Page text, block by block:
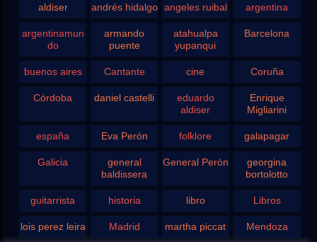
aldiser andrés hidalgo angeles ruibal argentina
argentinamun
do
armando
puente
atahualpa
yupanqui
Barcelona
buenos aires Cantante cine Coruña
Córdoba daniel castelli
eduardo
aldiser
Enrique
Migliarini
españa Eva Perón folklore galapagar
Galicia
general
baldissera
General Perón
georgina
bortolotto
guitarrista historia libro Libros
lois perez leira Madrid martha piccat Mendoza